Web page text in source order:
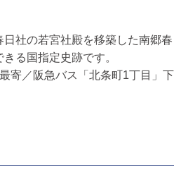
社の若宮社殿を移築した南郷
る国指定史跡です。
寄／阪急バス「北条町1丁目」